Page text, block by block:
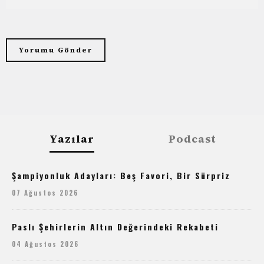
Yazılar Podcast
Şampiyonluk Adayları: Beş Favori, Bir Sürpriz
07 Ağustos 2026
Paslı Şehirlerin Altın Değerindeki Rekabeti
04 Ağustos 2026